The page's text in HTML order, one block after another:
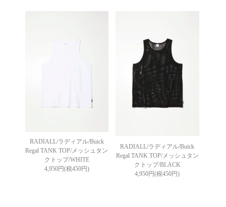
RADIALL/ラディアル/Buick
Regal TANK TOP/メッシュタン
クトップ/WHITE
4,950円(税450円)
RADIALL/ラディアル/Buick
Regal TANK TOP/メッシュタン
クトップ/BLACK
4,950円(税450円)